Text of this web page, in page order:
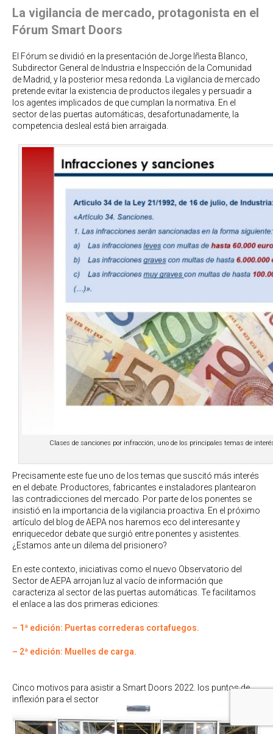
La vigilancia de mercado, protagonista en el
Fórum Smart Doors
El Fórum se dividió en la presentación de Jorge Iñesta Blanco,
Subdirector General de Industria e Inspección de la Comunidad
de Madrid, y la posterior mesa redonda. La vigilancia de mercado
pretende evitar la existencia de productos ilegales y persuadir a
los agentes implicados de que cumplan la normativa. En el
sector de las puertas automáticas, desafortunadamente, la
competencia desleal está bien arraigada.
Clases de sanciones por infracción, uno de los principales temas de
Precisamente este fue uno de los temas que suscitó más interés
en el debate. Productores, fabricantes e instaladores plantearon
las contradicciones del mercado. Por parte de los ponentes se
insistió en la importancia de la vigilancia proactiva. En el próximo
artículo del blog de AEPA nos haremos eco del interesante y
enriquecedor debate que surgió entre ponentes y asistentes.
¿Estamos ante un dilema del prisionero?
En este contexto, iniciativas como el nuevo Observatorio del
Sector de AEPA arrojan luz al vacío de información que
caracteriza al sector de las puertas automáticas. Te facilitamos
el enlace a las dos primeras ediciones:
– 1ª edición: Puertas correderas cortafuegos.
– 2ª edición: Muelles de carga.
Cinco motivos para asistir a Smart Doors 2022. los puntos de
inflexión para el sector